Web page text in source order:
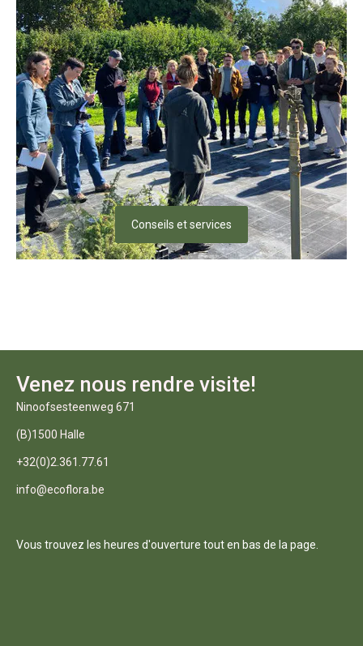
Conseils et services
Venez nous rendre visite!
Ninoofsesteenweg 671
(B)1500 Halle
+32(0)2.361.77.61
info@ecoflora.be
Vous trouvez les heures d'ouverture tout en bas de la page.